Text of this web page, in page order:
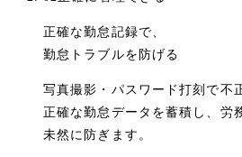
正確な勤怠記録で、
勤怠トラブルを防げる
写真撮影・パスワード打刻で不
正確な勤怠データを蓄積し、労
未然に防ぎます。